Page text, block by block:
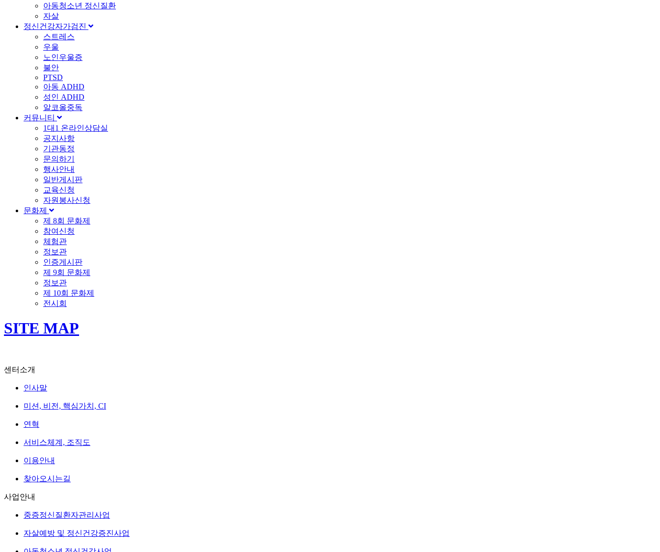
아동청소년 정신질환
자살
정신건강자가검진
스트레스
우울
노인우울증
불안
PTSD
아동 ADHD
성인 ADHD
알코올중독
커뮤니티
1대1 온라인상담실
공지사항
기관동정
문의하기
행사안내
일반게시판
교육신청
자원봉사신청
문화제
제 8회 문화제
참여신청
체험관
정보관
인증게시판
제 9회 문화제
정보관
제 10회 문화제
전시회
SITE MAP
센터소개
인사말
미션, 비전, 핵심가치, CI
연혁
서비스체계, 조직도
이용안내
찾아오시는길
사업안내
중증정신질환자관리사업
자살예방 및 정신건강증진사업